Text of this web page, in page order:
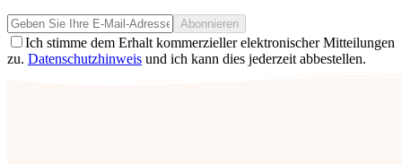
Abonnieren
Ich stimme dem Erhalt kommerzieller elektronischer Mitteilungen
zu. Datenschutzhinweis und ich kann dies jederzeit abbestellen.